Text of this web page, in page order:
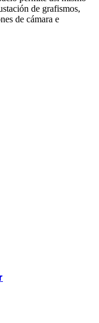
de grafismos,
de cámara e